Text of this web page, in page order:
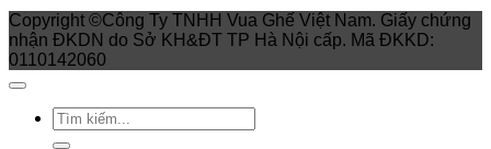
Copyright ©Công Ty TNHH Vua Ghế Việt Nam. Giấy chứng
nhận ĐKDN do Sở KH&ĐT TP Hà Nội cấp. Mã ĐKKD:
0110142060